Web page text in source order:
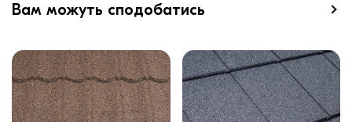
Вам можуть сподобатись